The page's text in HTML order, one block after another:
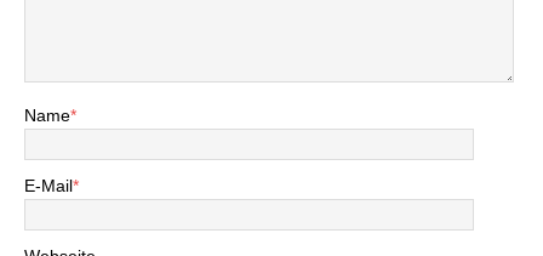
Name*
E-Mail*